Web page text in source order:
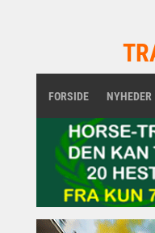
FORSIDE NYHEDER